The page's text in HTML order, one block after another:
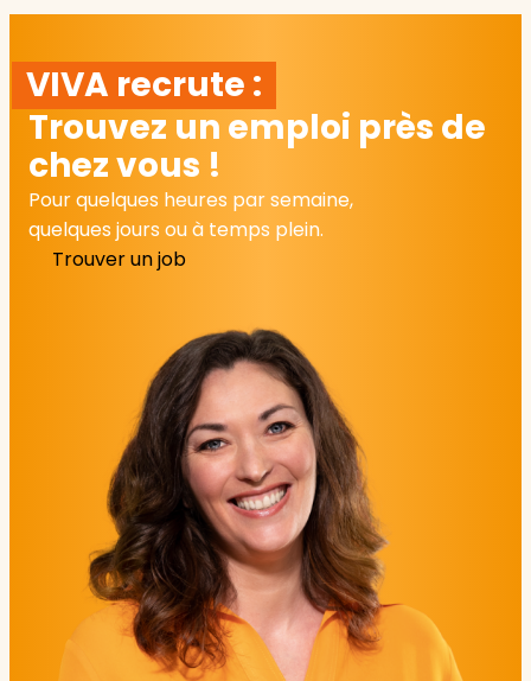
VIVA recrute :
Trouvez un emploi près de
chez vous !
Pour quelques heures par semaine,
quelques jours ou à temps plein.
Trouver un job